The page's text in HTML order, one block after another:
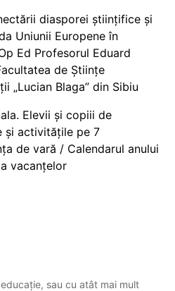
diasporei științifice și
Uniunii Europene în
Ed Profesorul Eduard
de Științe
„Lucian Blaga” din Sibiu
Elevii și copiii de
și activitățile pe 7
de vară / Calendarul anului
vacanțelor
sau cu atât mai mult